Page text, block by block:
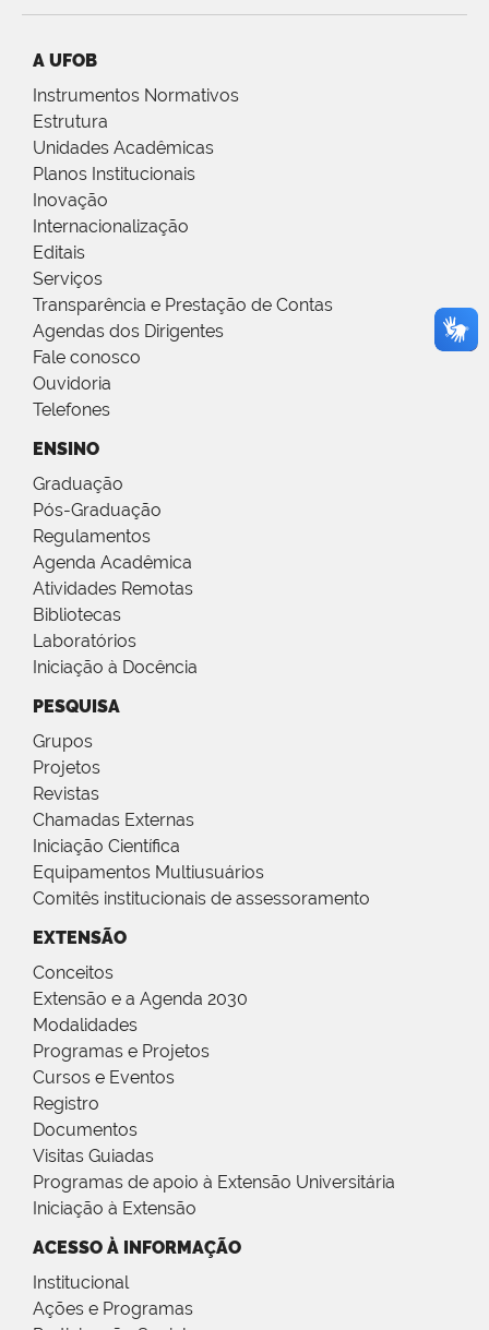
A UFOB
Instrumentos Normativos
Estrutura
Unidades Acadêmicas
Planos Institucionais
Inovação
Internacionalização
Editais
Serviços
Transparência e Prestação de Contas
Agendas dos Dirigentes
Fale conosco
Ouvidoria
Telefones
ENSINO
Graduação
Pós-Graduação
Regulamentos
Agenda Acadêmica
Atividades Remotas
Bibliotecas
Laboratórios
Iniciação à Docência
PESQUISA
Grupos
Projetos
Revistas
Chamadas Externas
Iniciação Científica
Equipamentos Multiusuários
Comitês institucionais de assessoramento
EXTENSÃO
Conceitos
Extensão e a Agenda 2030
Modalidades
Programas e Projetos
Cursos e Eventos
Registro
Documentos
Visitas Guiadas
Programas de apoio à Extensão Universitária
Iniciação à Extensão
ACESSO À INFORMAÇÃO
Institucional
Ações e Programas